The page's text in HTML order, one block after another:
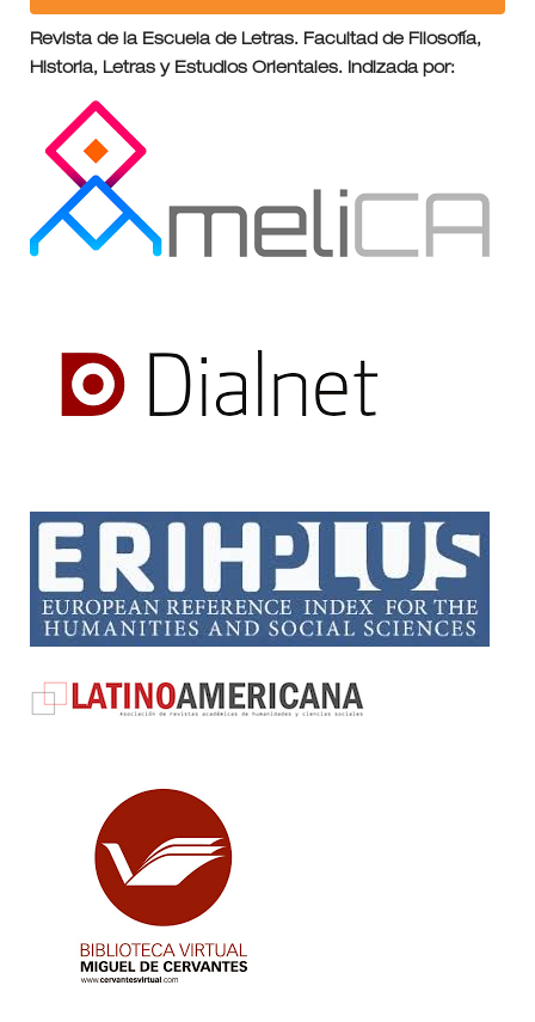
Revista de la Escuela de Letras. Facultad de Filosofía,
Historia, Letras y Estudios Orientales. Indizada por: